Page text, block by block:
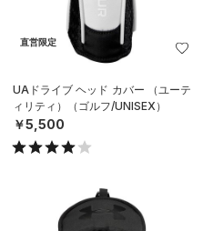
直営限定
UAドライブ ヘッド カバー （ユーテ
ィリティ）（ゴルフ/UNISEX）
￥5,500